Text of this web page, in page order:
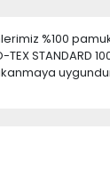
%100
TEX STANDARD